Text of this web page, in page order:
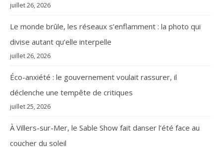
juillet 26, 2026
Le monde brûle, les réseaux s’enflamment : la photo qui
divise autant qu’elle interpelle
juillet 26, 2026
Éco-anxiété : le gouvernement voulait rassurer, il
déclenche une tempête de critiques
juillet 25, 2026
À Villers-sur-Mer, le Sable Show fait danser l’été face au
coucher du soleil